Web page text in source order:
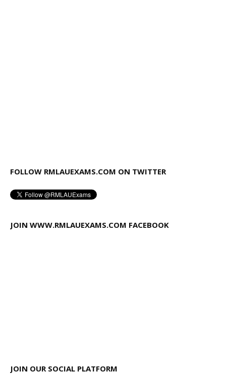
FOLLOW RMLAUEXAMS.COM ON TWITTER
JOIN WWW.RMLAUEXAMS.COM FACEBOOK
JOIN OUR SOCIAL PLATFORM